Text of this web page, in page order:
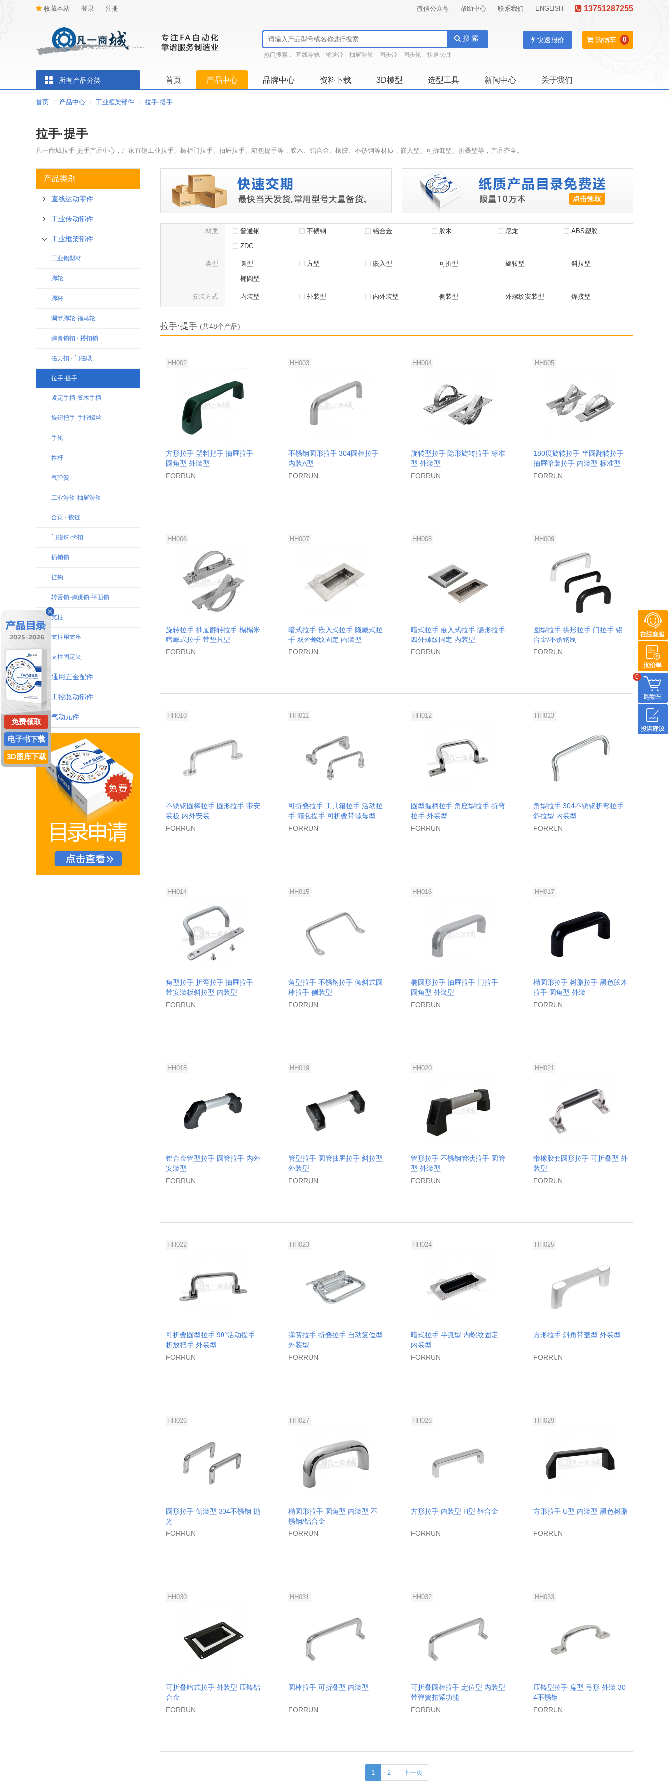
收藏本站 - 登录 - 注册 微信公众号 - 帮助中心 - 联系我们 - ENGLISH - 13751287255
搜 索
热门搜索： 直线导轨 输送带 抽屉滑轨 同步带 同步轮 快速夹钳
购物车 0
快速报价
所有产品分类 首页 产品中心 品牌中心 资料下载 3D模型 选型工具 新闻中心 关于我们
首页 / 产品中心 / 工业框架部件 / 拉手·提手
拉手·提手
凡一商城拉手·提手产品中心，厂家直销工业拉手、橱柜门拉手、抽屉拉手、箱包提手等，胶木、铝合金、橡胶、不锈钢等材质，嵌入型、可拆卸型、折叠型等，产品齐全。
产品类别
直线运动零件
工业传动部件
工业框架部件
工业铝型材
脚轮
脚杯
调节脚轮·福马轮
弹簧锁扣 · 搭扣锁
磁力扣 · 门磁吸
拉手·提手
紧定手柄·胶木手柄
旋钮把手·手拧螺丝
手轮
撑杆
气弹簧
工业滑轨·抽屉滑轨
合页 · 铰链
门碰珠·卡扣
插销锁
挂钩
转舌锁·弹跳锁·平面锁
支柱
支柱用支座
支柱固定夹
通用五金配件
工控驱动部件
气动元件
材质 普通钢 不锈钢 铝合金 胶木 尼龙
ABS塑胶
ZDC
类型 圆型 方型 嵌入型 可折型 旋转型
斜拉型
椭圆型
安装方式 内装型 外装型 内外装型 侧装型 外螺纹安装型 焊接型
拉手·提手 (共48个产品)
HH002
方形拉手 塑料把手 抽屉拉手
圆角型 外装型
FORRUN
HH003
不锈钢圆形拉手 304圆棒拉手
内装A型
FORRUN
HH004
旋转型拉手 隐形旋转拉手 标准
型 外装型
FORRUN
HH005
180度旋转拉手 半圆翻转拉手
抽屉暗装拉手 内装型 标准型
FORRUN
HH006
旋转拉手 抽屉翻转拉手 榻榻米
暗藏式拉手 带垫片型
FORRUN
HH007
暗式拉手 嵌入式拉手 隐藏式拉
手 双外螺纹固定 内装型
FORRUN
HH008
暗式拉手 嵌入式拉手 隐形拉手
四外螺纹固定 内装型
FORRUN
HH009
圆型拉手 拱形拉手 门拉手 铝
合金/不锈钢制
FORRUN
HH010
不锈钢圆棒拉手 圆形拉手 带安
装板 内外安装
FORRUN
HH011
可折叠拉手 工具箱拉手 活动拉
手 箱包提手 可折叠带螺母型
FORRUN
HH012
圆型握柄拉手 角座型拉手 折弯
拉手 外装型
FORRUN
HH013
角型拉手 304不锈钢折弯拉手
斜拉型 内装型
FORRUN
HH014
角型拉手 折弯拉手 抽屉拉手
带安装板斜拉型 内装型
FORRUN
HH015
角型拉手 不锈钢拉手 倾斜式圆
棒拉手 侧装型
FORRUN
HH016
椭圆形拉手 抽屉拉手 门拉手
圆角型 外装型
FORRUN
HH017
椭圆形拉手 树脂拉手 黑色胶木
拉手 圆角型 外装
FORRUN
HH018
铝合金管型拉手 圆管拉手 内外
安装型
FORRUN
HH019
管型拉手 圆管抽屉拉手 斜拉型
外装型
FORRUN
HH020
管形拉手 不锈钢管状拉手 圆管
型 外装型
FORRUN
HH021
带橡胶套圆形拉手 可折叠型 外
装型
FORRUN
HH022
可折叠圆型拉手 90°活动提手
折放把手 外装型
FORRUN
HH023
弹簧拉手 折叠拉手 自动复位型
外装型
FORRUN
HH024
暗式拉手 半弧型 内螺纹固定
内装型
FORRUN
HH025
方形拉手 斜角带盖型 外装型
FORRUN
HH026
圆形拉手 侧装型 304不锈钢 抛
光
FORRUN
HH027
椭圆形拉手 圆角型 内装型 不
锈钢/铝合金
FORRUN
HH028
方形拉手 内装型 H型 锌合金
FORRUN
HH029
方形拉手 U型 内装型 黑色树脂
FORRUN
HH030
可折叠暗式拉手 外装型 压铸铝
合金
FORRUN
HH031
圆棒拉手 可折叠型 内装型
FORRUN
HH032
可折叠圆棒拉手 定位型 内装型
带弹簧扣紧功能
FORRUN
HH033
压铸型拉手 扁型 弓形 外装 30
4不锈钢
FORRUN
1 2 下一页
0
免费领取
电子书下载
3D图库下载